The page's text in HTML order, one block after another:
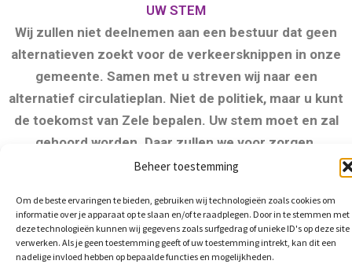
Beheer toestemming
Om de beste ervaringen te bieden, gebruiken wij technologieën zoals cookies om
informatie over je apparaat op te slaan en/of te raadplegen. Door in te stemmen met
deze technologieën kunnen wij gegevens zoals surfgedrag of unieke ID's op deze site
verwerken. Als je geen toestemming geeft of uw toestemming intrekt, kan dit een
nadelige invloed hebben op bepaalde functies en mogelijkheden.
UW STEM
Wij zullen niet deelnemen aan een bestuur dat geen
alternatieven zoekt voor de verkeersknippen in onze
gemeente. Samen met u streven wij naar een
alternatief circulatieplan. Niet de politiek, maar u kunt
de toekomst van Zele bepalen. Uw stem moet en zal
gehoord worden. Daar zullen we voor zorgen.